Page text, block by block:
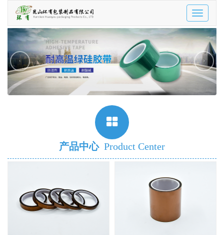
Toggle
‹ ›
产品中心 Product Center